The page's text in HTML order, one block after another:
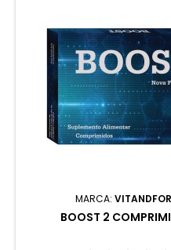
MARCA:
BOOST 2